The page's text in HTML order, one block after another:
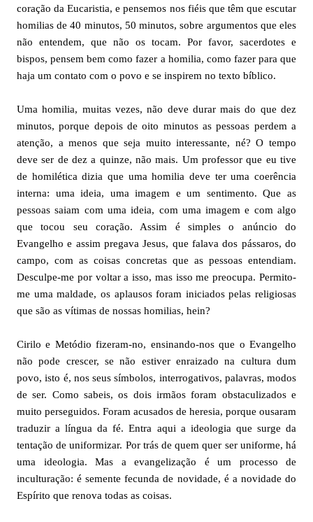
coração da Eucaristia, e pensemos nos fiéis que têm que escutar
homilias de 40 minutos, 50 minutos, sobre argumentos que eles
não entendem, que não os tocam. Por favor, sacerdotes e
bispos, pensem bem como fazer a homilia, como fazer para que
haja um contato com o povo e se inspirem no texto bíblico.
Uma homilia, muitas vezes, não deve durar mais do que dez
minutos, porque depois de oito minutos as pessoas perdem a
atenção, a menos que seja muito interessante, né? O tempo
deve ser de dez a quinze, não mais. Um professor que eu tive
de homilética dizia que uma homilia deve ter uma coerência
interna: uma ideia, uma imagem e um sentimento. Que as
pessoas saiam com uma ideia, com uma imagem e com algo
que tocou seu coração. Assim é simples o anúncio do
Evangelho e assim pregava Jesus, que falava dos pássaros, do
campo, com as coisas concretas que as pessoas entendiam.
Desculpe-me por voltar a isso, mas isso me preocupa. Permito-
me uma maldade, os aplausos foram iniciados pelas religiosas
que são as vítimas de nossas homilias, hein?
Cirilo e Metódio fizeram-no, ensinando-nos que o Evangelho
não pode crescer, se não estiver enraizado na cultura dum
povo, isto é, nos seus símbolos, interrogativos, palavras, modos
de ser. Como sabeis, os dois irmãos foram obstaculizados e
muito perseguidos. Foram acusados de heresia, porque ousaram
traduzir a língua da fé. Entra aqui a ideologia que surge da
tentação de uniformizar. Por trás de quem quer ser uniforme, há
uma ideologia. Mas a evangelização é um processo de
inculturação: é semente fecunda de novidade, é a novidade do
Espírito que renova todas as coisas.